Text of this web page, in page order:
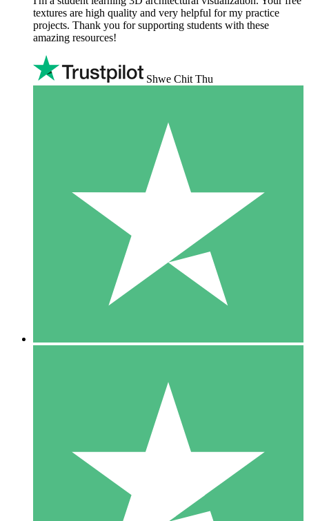
textures are high quality and very helpful for my practice
projects. Thank you for supporting students with these
amazing resources!
Shwe Chit Thu